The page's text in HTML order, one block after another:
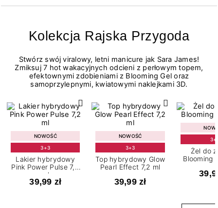
Kolekcja Rajska Przygoda
Stwórz swój viralowy, letni manicure jak Sara James!
Zmiksuj 7 hot wakacyjnych odcieni z perłowym topem,
efektownymi zdobieniami z Blooming Gel oraz
samoprzylepnymi, kwiatowymi naklejkami 3D.
NOWOŚĆ
3+3
Lakier hybrydowy
Pink Power Pulse 7,2
ml
39,99 zł
NOWOŚĆ
3+3
Top hybrydowy Glow
Pearl Effect 7,2 ml
39,99 zł
Żel do
Blooming